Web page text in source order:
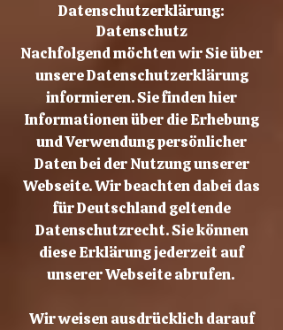
Datenschutzerklärung:
Datenschutz
Nachfolgend möchten wir Sie über
unsere Datenschutzerklärung
informieren. Sie finden hier
Informationen über die Erhebung
und Verwendung persönlicher
Daten bei der Nutzung unserer
Webseite. Wir beachten dabei das
für Deutschland geltende
Datenschutzrecht. Sie können
diese Erklärung jederzeit auf
unserer Webseite abrufen.
Wir weisen ausdrücklich darauf